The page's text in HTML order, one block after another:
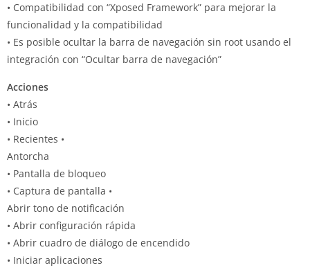
• Compatibilidad con “Xposed Framework” para mejorar la
funcionalidad y la compatibilidad
• Es posible ocultar la barra de navegación sin root usando el
integración con “Ocultar barra de navegación”
Acciones
• Atrás
• Inicio
• Recientes •
Antorcha
• Pantalla de bloqueo
• Captura de pantalla •
Abrir tono de notificación
• Abrir configuración rápida
• Abrir cuadro de diálogo de encendido
• Iniciar aplicaciones